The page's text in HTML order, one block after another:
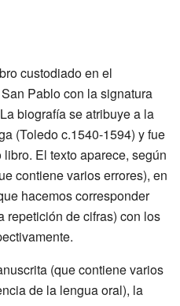
custodiado en el
Pablo con la signatura
biografía se atribuye a la
(Toledo c.1540-1594) y fue
El texto aparece, según
contiene varios errores), en
hacemos corresponder
repetición de cifras) con los
(que contiene varios
de la lengua oral), la